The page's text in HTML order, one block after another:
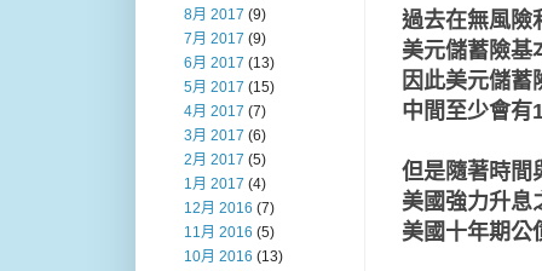
過去在無風險
美元儲蓄險基
因此美元儲蓄
中間至少會有
但是隨著時間
美國強力升息
美國十年期公
8月 2017 (9)
7月 2017 (9)
6月 2017 (13)
5月 2017 (15)
4月 2017 (7)
3月 2017 (6)
2月 2017 (5)
1月 2017 (4)
12月 2016 (7)
11月 2016 (5)
10月 2016 (13)